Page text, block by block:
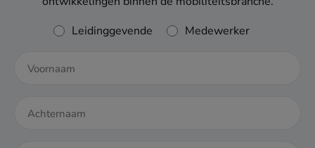
MEI
Rol
Leidinggevende Medewerker